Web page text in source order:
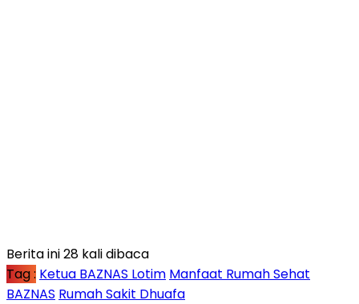
Berita ini 28 kali dibaca
Tag : Ketua BAZNAS Lotim Manfaat Rumah Sehat
BAZNAS Rumah Sakit Dhuafa